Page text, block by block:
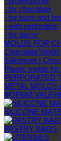
- for chocolate
- for buns and
- with perforation
- for decor
MOLDS FOR
Chocolate
Silikomart |
Plastic molds
PERFORATED
METAL MOLDS
ФОРМИ
SILICONE
PASTRY BAGS